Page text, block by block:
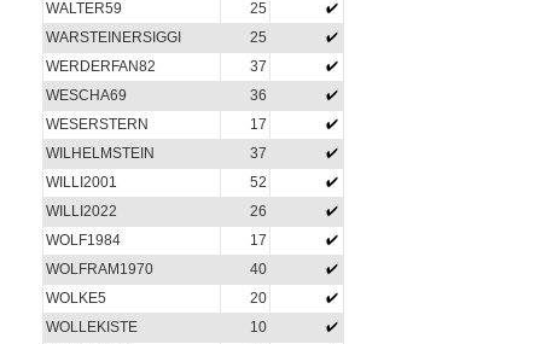
WALTER59
25
WARSTEINERSIGGI
25
WERDERFAN82
37
WESCHA69
36
WESERSTERN
17
WILHELMSTEIN
37
WILLI2001
52
WILLI2022
26
WOLF1984
17
WOLFRAM1970
40
WOLKE5
20
WOLLEKISTE
10